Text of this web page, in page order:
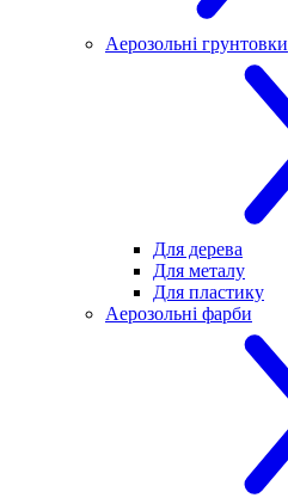
Аерозольні грунтовки
Для дерева
Для металу
Для пластику
Аерозольні фарби